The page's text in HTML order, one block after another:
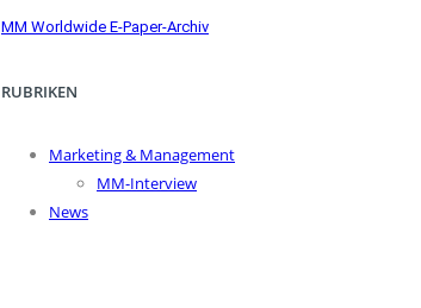
MM Worldwide E-Paper-Archiv
RUBRIKEN
Marketing & Management
MM-Interview
News